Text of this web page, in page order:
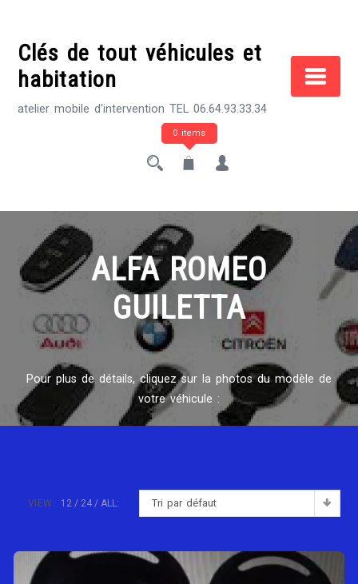
contentClés de tout véhicules et
habitation
atelier mobile d'intervention TEL 06.64.93.33.34
0 items
ALFA ROMEO
GUILETTA
Pour plus de détails, cliquez sur la photos du modèle de
votre véhicule :
Tri par défaut
VIEW: 12 24 ALL: